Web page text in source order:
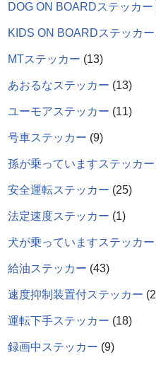
DOG ON BOARDステッカー
KIDS ON BOARDステッカー
MTステッカー 13
あおるなステッカー 13
ユーモアステッカー 11
号車ステッカー 9
孫が乗っていますステッカー
安全運転ステッカー 25
法定速度ステッカー 1
犬が乗っていますステッカー
給油ステッカー 43
速度抑制装置付ステッカー 2
運転下手ステッカー 18
録画中ステッカー 9